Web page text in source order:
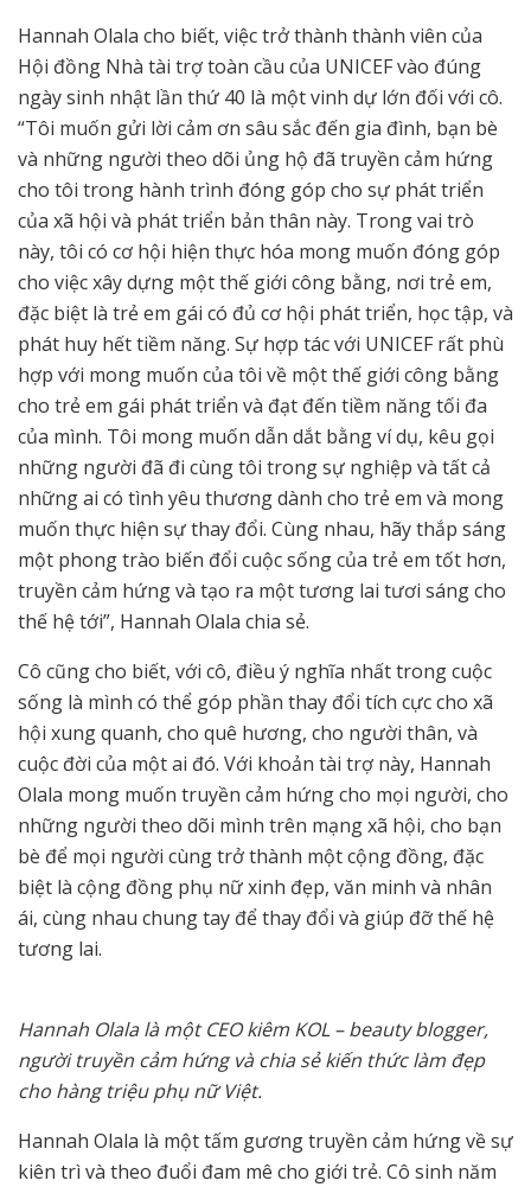
Hannah Olala cho biết, việc trở thành thành viên của
Hội đồng Nhà tài trợ toàn cầu của UNICEF vào đúng
ngày sinh nhật lần thứ 40 là một vinh dự lớn đối với cô.
“Tôi muốn gửi lời cảm ơn sâu sắc đến gia đình, bạn bè
và những người theo dõi ủng hộ đã truyền cảm hứng
cho tôi trong hành trình đóng góp cho sự phát triển
của xã hội và phát triển bản thân này. Trong vai trò
này, tôi có cơ hội hiện thực hóa mong muốn đóng góp
cho việc xây dựng một thế giới công bằng, nơi trẻ em,
đặc biệt là trẻ em gái có đủ cơ hội phát triển, học tập, và
phát huy hết tiềm năng. Sự hợp tác với UNICEF rất phù
hợp với mong muốn của tôi về một thế giới công bằng
cho trẻ em gái phát triển và đạt đến tiềm năng tối đa
của mình. Tôi mong muốn dẫn dắt bằng ví dụ, kêu gọi
những người đã đi cùng tôi trong sự nghiệp và tất cả
những ai có tình yêu thương dành cho trẻ em và mong
muốn thực hiện sự thay đổi. Cùng nhau, hãy thắp sáng
một phong trào biến đổi cuộc sống của trẻ em tốt hơn,
truyền cảm hứng và tạo ra một tương lai tươi sáng cho
thế hệ tới”, Hannah Olala chia sẻ.
Cô cũng cho biết, với cô, điều ý nghĩa nhất trong cuộc
sống là mình có thể góp phần thay đổi tích cực cho xã
hội xung quanh, cho quê hương, cho người thân, và
cuộc đời của một ai đó. Với khoản tài trợ này, Hannah
Olala mong muốn truyền cảm hứng cho mọi người, cho
những người theo dõi mình trên mạng xã hội, cho bạn
bè để mọi người cùng trở thành một cộng đồng, đặc
biệt là cộng đồng phụ nữ xinh đẹp, văn minh và nhân
ái, cùng nhau chung tay để thay đổi và giúp đỡ thế hệ
tương lai.
Hannah Olala là một CEO kiêm KOL – beauty blogger,
người truyền cảm hứng và chia sẻ kiến thức làm đẹp
cho hàng triệu phụ nữ Việt.
Hannah Olala là một tấm gương truyền cảm hứng về sự
kiên trì và theo đuổi đam mê cho giới trẻ. Cô sinh năm